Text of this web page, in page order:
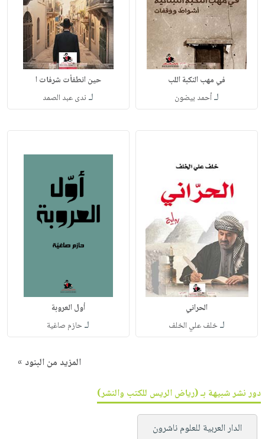
في مهب النكبة اللب
لـأحمد بيضون
حين انطفأت شرفات ا
لـ ندى عبد الصمد
الحراني
لـخلف علي الخلف
أول العروبة
لـحازم صاغية
المزيد من البنود »
دور نشر شبيهة بـ (رياض الريس للكتب والنشر)
الدار العربية للعلوم ناشرون